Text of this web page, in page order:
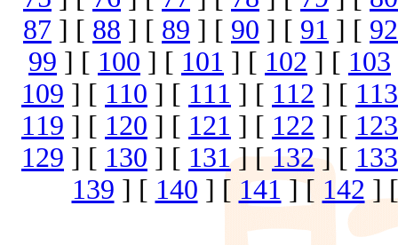
87 ] [ 88 ] [ 89 ] [ 90 ] [ 91 ] [ 92
99 ] [ 100 ] [ 101 ] [ 102 ] [ 103
109 ] [ 110 ] [ 111 ] [ 112 ] [ 113
119 ] [ 120 ] [ 121 ] [ 122 ] [ 123
129 ] [ 130 ] [ 131] [132] [ 133
139 ] [ 140 ] [ 141] [ 142 ]